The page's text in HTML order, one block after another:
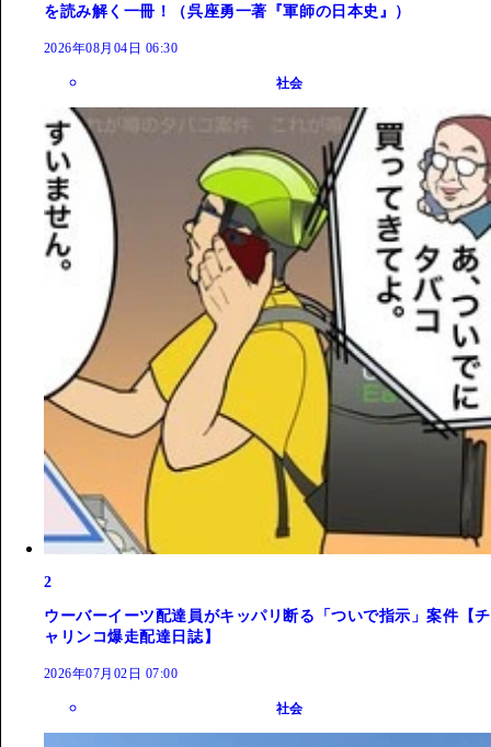
を読み解く一冊！（呉座勇一著『軍師の日本史』）
2026年08月04日 06:30
社会
2
ウーバーイーツ配達員がキッパリ断る「ついで指示」案件【チ
ャリンコ爆走配達日誌】
2026年07月02日 07:00
社会